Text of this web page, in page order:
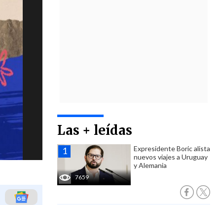
Las + leídas
7659
Expresidente Boric alista
nuevos viajes a Uruguay
y Alemania